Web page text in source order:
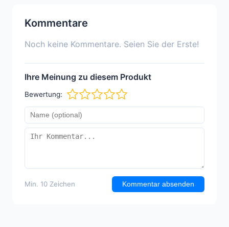
Kommentare
Noch keine Kommentare. Seien Sie der Erste!
Ihre Meinung zu diesem Produkt
Bewertung:
Min. 10 Zeichen Kommentar absenden